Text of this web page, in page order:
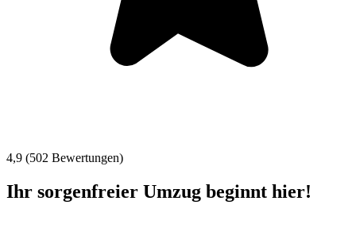
4,9 (502 Bewertungen)
Ihr sorgenfreier Umzug beginnt hier!